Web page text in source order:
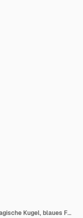
Realistischer Blitzring, Energieball, magische Kugel, blaues Farbplasma auf dunklem Hintergrund. Isolierte Illustration